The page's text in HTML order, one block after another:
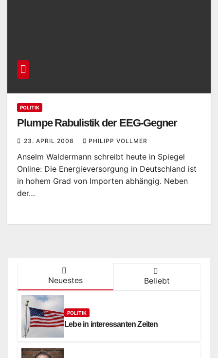
POLITIK
Plumpe Rabulistik der EEG-Gegner
23. APRIL 2008 PHILIPP VOLLMER
Anselm Waldermann schreibt heute in Spiegel
Online: Die Energieversorgung in Deutschland ist
in hohem Grad von Importen abhängig. Neben
der…
Neuestes Beliebt
POLITIK
Lebe in interessanten Zeiten